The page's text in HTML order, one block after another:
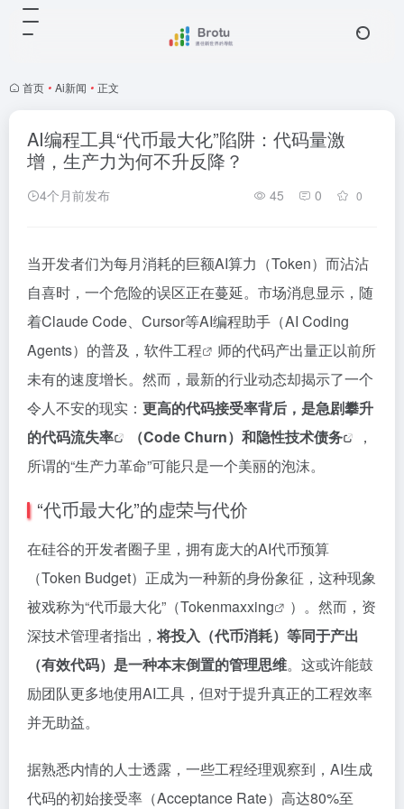
首页 • Ai新闻 • 正文
AI编程工具“代币最大化”陷阱：代码量激
增，生产力为何不升反降？
4个月前发布 45 0 0
当开发者们为每月消耗的巨额AI算力（Token）而沾沾
自喜时，一个危险的误区正在蔓延。市场消息显示，随
着Claude Code、Cursor等AI编程助手（AI Coding
Agents）的普及， 软件工程
师的代码产出量正以前所
未有的速度增长。然而，最新的行业动态却揭示了一个
令人不安的现实： 更高的代码接受率背后，是急剧攀升
的代码流失率 （Code Churn）和隐性技术债务
，
所谓的“生产力革命”可能只是一个美丽的泡沫。
“代币最大化”的虚荣与代价
在硅谷的开发者圈子里，拥有庞大的AI代币预算
（Token Budget）正成为一种新的身份象征，这种现象
被戏称为“代币最大化”（Tokenmaxxing
）。然而，资
深技术管理者指出，将投入（代币消耗）等同于产出
（有效代码）是一种本末倒置的管理思维。这或许能鼓
励团队更多地使用AI工具，但对于提升真正的工程效率
并无助益。
据熟悉内情的人士透露，一些工程经理观察到，AI生成
代码的初始接受率（Acceptance Rate）高达80%至